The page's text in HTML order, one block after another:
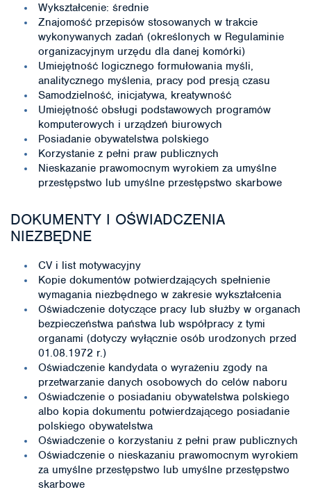
Wykształcenie: średnie
Znajomość przepisów stosowanych w trakcie
wykonywanych zadań (określonych w Regulaminie
organizacyjnym urzędu dla danej komórki)
Umiejętność logicznego formułowania myśli,
analitycznego myślenia, pracy pod presją czasu
Samodzielność, inicjatywa, kreatywność
Umiejętność obsługi podstawowych programów
komputerowych i urządzeń biurowych
Posiadanie obywatelstwa polskiego
Korzystanie z pełni praw publicznych
Nieskazanie prawomocnym wyrokiem za umyślne
przestępstwo lub umyślne przestępstwo skarbowe
DOKUMENTY I OŚWIADCZENIA
NIEZBĘDNE
CV i list motywacyjny
Kopie dokumentów potwierdzających spełnienie
wymagania niezbędnego w zakresie wykształcenia
Oświadczenie dotyczące pracy lub służby w organach
bezpieczeństwa państwa lub współpracy z tymi
organami (dotyczy wyłącznie osób urodzonych przed
01.08.1972 r.)
Oświadczenie kandydata o wyrażeniu zgody na
przetwarzanie danych osobowych do celów naboru
Oświadczenie o posiadaniu obywatelstwa polskiego
albo kopia dokumentu potwierdzającego posiadanie
polskiego obywatelstwa
Oświadczenie o korzystaniu z pełni praw publicznych
Oświadczenie o nieskazaniu prawomocnym wyrokiem
za umyślne przestępstwo lub umyślne przestępstwo
skarbowe